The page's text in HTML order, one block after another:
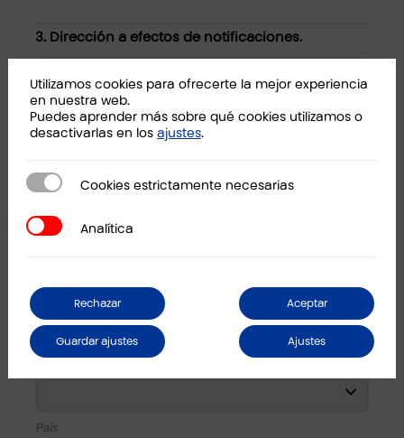
3. Dirección a efectos de notificaciones.
Dirección
Ciudad
Código postal
País
Utilizamos cookies para ofrecerte la mejor experiencia
en nuestra web.
Puedes aprender más sobre qué cookies utilizamos o
desactivarlas en los ajustes.
Cookies estrictamente necesarias
Cookies estrictamente necesarias
AnalíticaAnalítica
Aceptar
Rechazar
Ajustes
Guardar ajustes